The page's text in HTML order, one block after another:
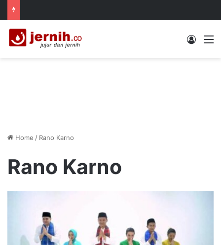
Log In
Home / Rano Karno
Rano Karno